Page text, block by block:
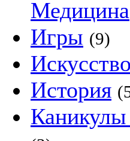
Медицина
Игры (9)
Искусство
История